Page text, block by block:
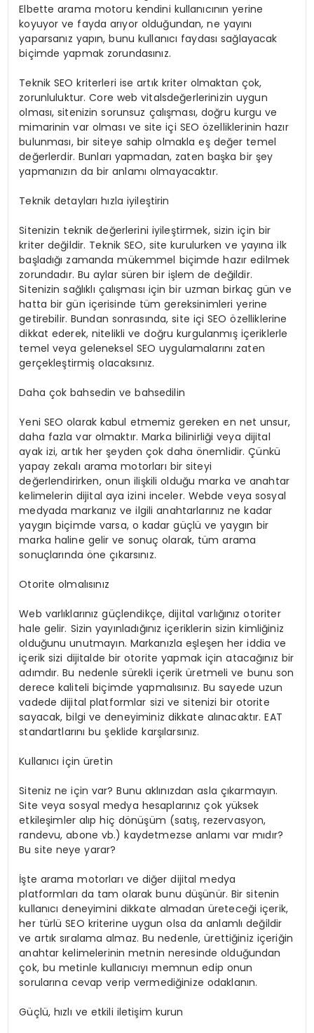
Elbette arama motoru kendini kullanıcının yerine
koyuyor ve fayda arıyor olduğundan, ne yayını
yaparsanız yapın, bunu kullanıcı faydası sağlayacak
biçimde yapmak zorundasınız.
Teknik SEO kriterleri ise artık kriter olmaktan çok,
zorunluluktur. Core web vitalsdeğerlerinizin uygun
olması, sitenizin sorunsuz çalışması, doğru kurgu ve
mimarinin var olması ve site içi SEO özelliklerinin hazır
bulunması, bir siteye sahip olmakla eş değer temel
değerlerdir. Bunları yapmadan, zaten başka bir şey
yapmanızın da bir anlamı olmayacaktır.
Teknik detayları hızla iyileştirin
Sitenizin teknik değerlerini iyileştirmek, sizin için bir
kriter değildir. Teknik SEO, site kurulurken ve yayına ilk
başladığı zamanda mükemmel biçimde hazır edilmek
zorundadır. Bu aylar süren bir işlem de değildir.
Sitenizin sağlıklı çalışması için bir uzman birkaç gün ve
hatta bir gün içerisinde tüm gereksinimleri yerine
getirebilir. Bundan sonrasında, site içi SEO özelliklerine
dikkat ederek, nitelikli ve doğru kurgulanmış içeriklerle
temel veya geleneksel SEO uygulamalarını zaten
gerçekleştirmiş olacaksınız.
Daha çok bahsedin ve bahsedilin
Yeni SEO olarak kabul etmemiz gereken en net unsur,
daha fazla var olmaktır. Marka bilinirliği veya dijital
ayak izi, artık her şeyden çok daha önemlidir. Çünkü
yapay zekalı arama motorları bir siteyi
değerlendirirken, onun ilişkili olduğu marka ve anahtar
kelimelerin dijital aya izini inceler. Webde veya sosyal
medyada markanız ve ilgili anahtarlarınız ne kadar
yaygın biçimde varsa, o kadar güçlü ve yaygın bir
marka haline gelir ve sonuç olarak, tüm arama
sonuçlarında öne çıkarsınız.
Otorite olmalısınız
Web varlıklarınız güçlendikçe, dijital varlığınız otoriter
hale gelir. Sizin yayınladığınız içeriklerin sizin kimliğiniz
olduğunu unutmayın. Markanızla eşleşen her iddia ve
içerik sizi dijitalde bir otorite yapmak için atacağınız bir
adımdır. Bu nedenle sürekli içerik üretmeli ve bunu son
derece kaliteli biçimde yapmalısınız. Bu sayede uzun
vadede dijital platformlar sizi ve sitenizi bir otorite
sayacak, bilgi ve deneyiminiz dikkate alınacaktır. EAT
standartlarını bu şeklide karşılarsınız.
Kullanıcı için üretin
Siteniz ne için var? Bunu aklınızdan asla çıkarmayın.
Site veya sosyal medya hesaplarınız çok yüksek
etkileşimler alıp hiç dönüşüm (satış, rezervasyon,
randevu, abone vb.) kaydetmezse anlamı var mıdır?
Bu site neye yarar?
İşte arama motorları ve diğer dijital medya
platformları da tam olarak bunu düşünür. Bir sitenin
kullanıcı deneyimini dikkate almadan üreteceği içerik,
her türlü SEO kriterine uygun olsa da anlamlı değildir
ve artık sıralama almaz. Bu nedenle, ürettiğiniz içeriğin
anahtar kelimelerinin metnin neresinde olduğundan
çok, bu metinle kullanıcıyı memnun edip onun
sorularına cevap verip vermediğinize odaklanın.
Güçlü, hızlı ve etkili iletişim kurun